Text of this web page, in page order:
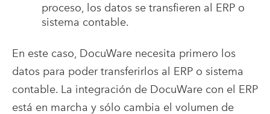
proceso, los datos se transfieren al ERP o
sistema contable.
En este caso, DocuWare necesita primero los
datos para poder transferirlos al ERP o sistema
contable. La integración de DocuWare con el ERP
está en marcha y sólo cambia el volumen de